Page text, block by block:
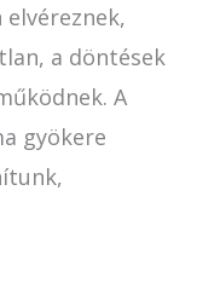
a döntések
A
gyökere